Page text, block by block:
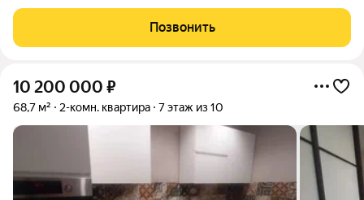
дома - светлая, но не на солнечную сторону, летом нет жары,
зимой очень тепло. В квартире
Позвонить
10 200 000 ₽
68,7 м² 2-комн. квартира 7 этаж из 10